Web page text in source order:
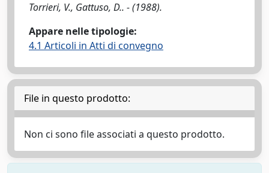
Torrieri, V., Gattuso, D.. - (1988).
Appare nelle tipologie:
4.1 Articoli in Atti di convegno
File in questo prodotto:
Non ci sono file associati a questo prodotto.